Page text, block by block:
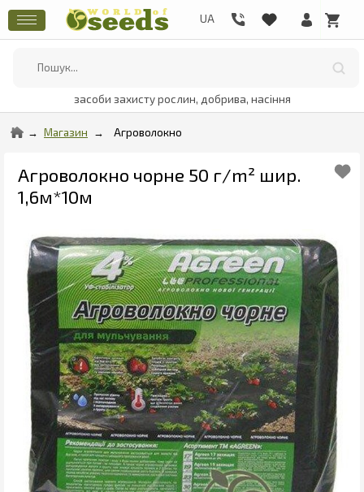
засоби захисту рослин, добрива, насіння
Магазин Агроволокно
Агроволокно чорне 50 г/m² шир.
1,6м*10м